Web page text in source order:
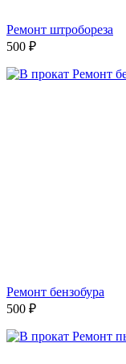
Ремонт штробореза
500 ₽
Ремонт бензобура
500 ₽